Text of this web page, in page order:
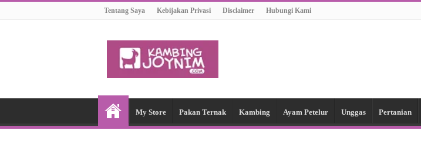
Tentang Saya Kebijakan Privasi Disclaimer Hubungi Kami
My Store Pakan Ternak Kambing Ayam Petelur Unggas Pertanian